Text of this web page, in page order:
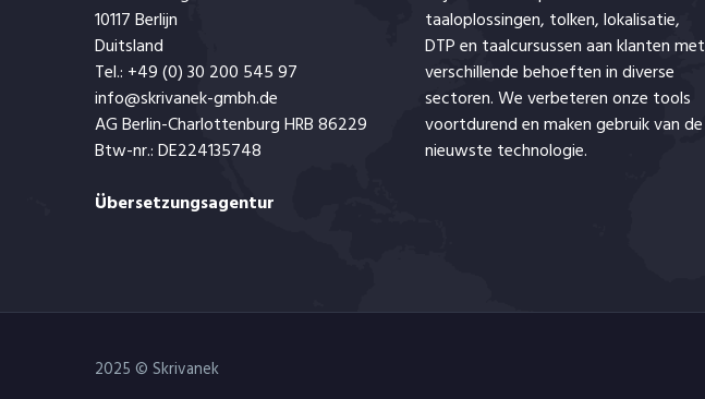
10117 Berlijn
Duitsland
Tel.: +49 (0) 30 200 545 97
info@skrivanek-gmbh.de
AG Berlin-Charlottenburg HRB 86229
Btw-nr.: DE224135748
Übersetzungsagentur
taaloplossingen, tolken,lokalisatie,
DTP en taalcursussen aan klanten met
verschillende behoeften in diverse
sectoren. We verbeteren onze tools
voortdurend en maken gebruik van de
nieuwste technologie.
2025 © Skrivanek